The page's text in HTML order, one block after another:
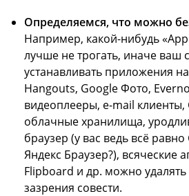
Определяемся, что можно
Например, какой-нибудь
лучше не трогать, иначе ваш
устанавливать приложения
Hangouts, Google Фото,
видеоплееры, e-mail клиенты,
облачные хранилища,
браузер (у вас ведь всё
Яндекс Браузер?), всяческие
Flipboard и др. можно
зазрения совести.